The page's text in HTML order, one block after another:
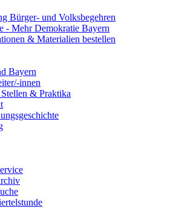
Bürger- und Volksbegehren
- Mehr Demokratie Bayern
& Materialien bestellen
Bayern
innen
& Praktika